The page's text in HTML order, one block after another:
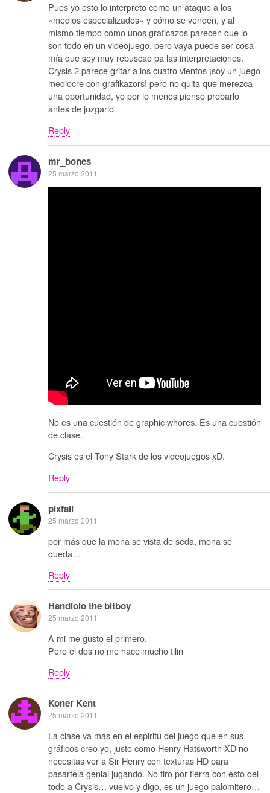
Pues yo esto lo interpreto como un ataque a los
«medios especializados» y cómo se venden, y al
mismo tiempo cómo unos graficazos parecen que lo
son todo en un videojuego, pero vaya puede ser cosa
mía que soy muy rebuscao pa las interpretaciones.
Crysis 2 parece gritar a los cuatro vientos ¡soy un juego
mediocre con grafikazors! pero no quita que merezca
una oportunidad, yo por lo menos pienso probarlo
antes de juzgarlo
Reply
mr_bones
25 marzo 2011
No es una cuestión de graphic whores. Es una cuestión
de clase.
Crysis es el Tony Stark de los videojuegos xD.
Reply
pixfall
25 marzo 2011
por más que la mona se vista de seda, mona se
queda…
Reply
Handlolo the bitboy
25 marzo 2011
A mi me gusto el primero.
Pero el dos no me hace mucho tilin
Reply
Koner Kent
25 marzo 2011
La clase va más en el espiritu del juego que en sus
gráficos creo yo, justo como Henry Hatsworth XD no
necesitas ver a Sir Henry con texturas HD para
pasartela genial jugando. No tiro por tierra con esto del
todo a Crysis… vuelvo y digo, es un juego palomitero…